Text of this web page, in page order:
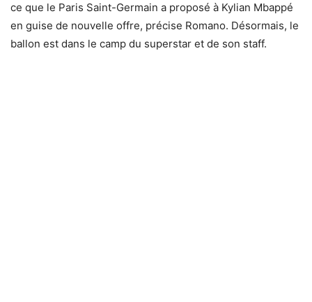
ce que le Paris Saint-Germain a proposé à Kylian Mbappé
en guise de nouvelle offre, précise Romano. Désormais, le
ballon est dans le camp du superstar et de son staff.